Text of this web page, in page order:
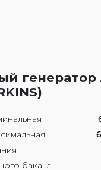
генератор
бака, л